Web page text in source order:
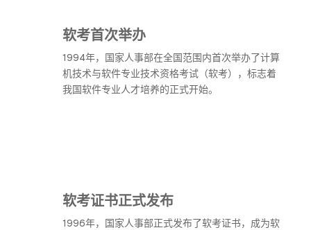
软考首次举办
1994年，国家人事部在全国范围内首次举办了计算
机技术与软件专业技术资格考试（软考），标志着
我国软件专业人才培养的正式开始。
软考证书正式发布
1996年，国家人事部正式发布了软考证书，成为软